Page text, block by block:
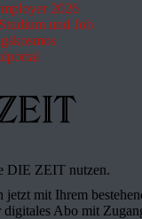
2026
und Job
DIE ZEIT nutzen.
jetzt mit Ihrem
digitales Abo mit